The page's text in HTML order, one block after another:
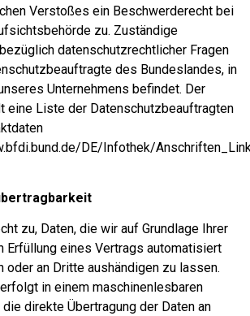
Verstoßes ein Beschwerderecht bei
zu. Zuständige
datenschutzrechtlicher Fragen
des Bundeslandes, in
Unternehmens befindet. Der
eine Liste der Datenschutzbeauftragten
DE/Infothek/
zu, Daten, die wir auf Grundlage Ihrer
Erfüllung eines Vertrags automatisiert
oder an Dritte aushändigen zu lassen.
in einem maschinenlesbaren
die direkte Übertragung der Daten an